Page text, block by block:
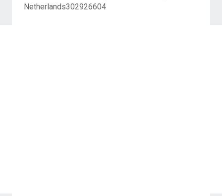
Netherlands302926604